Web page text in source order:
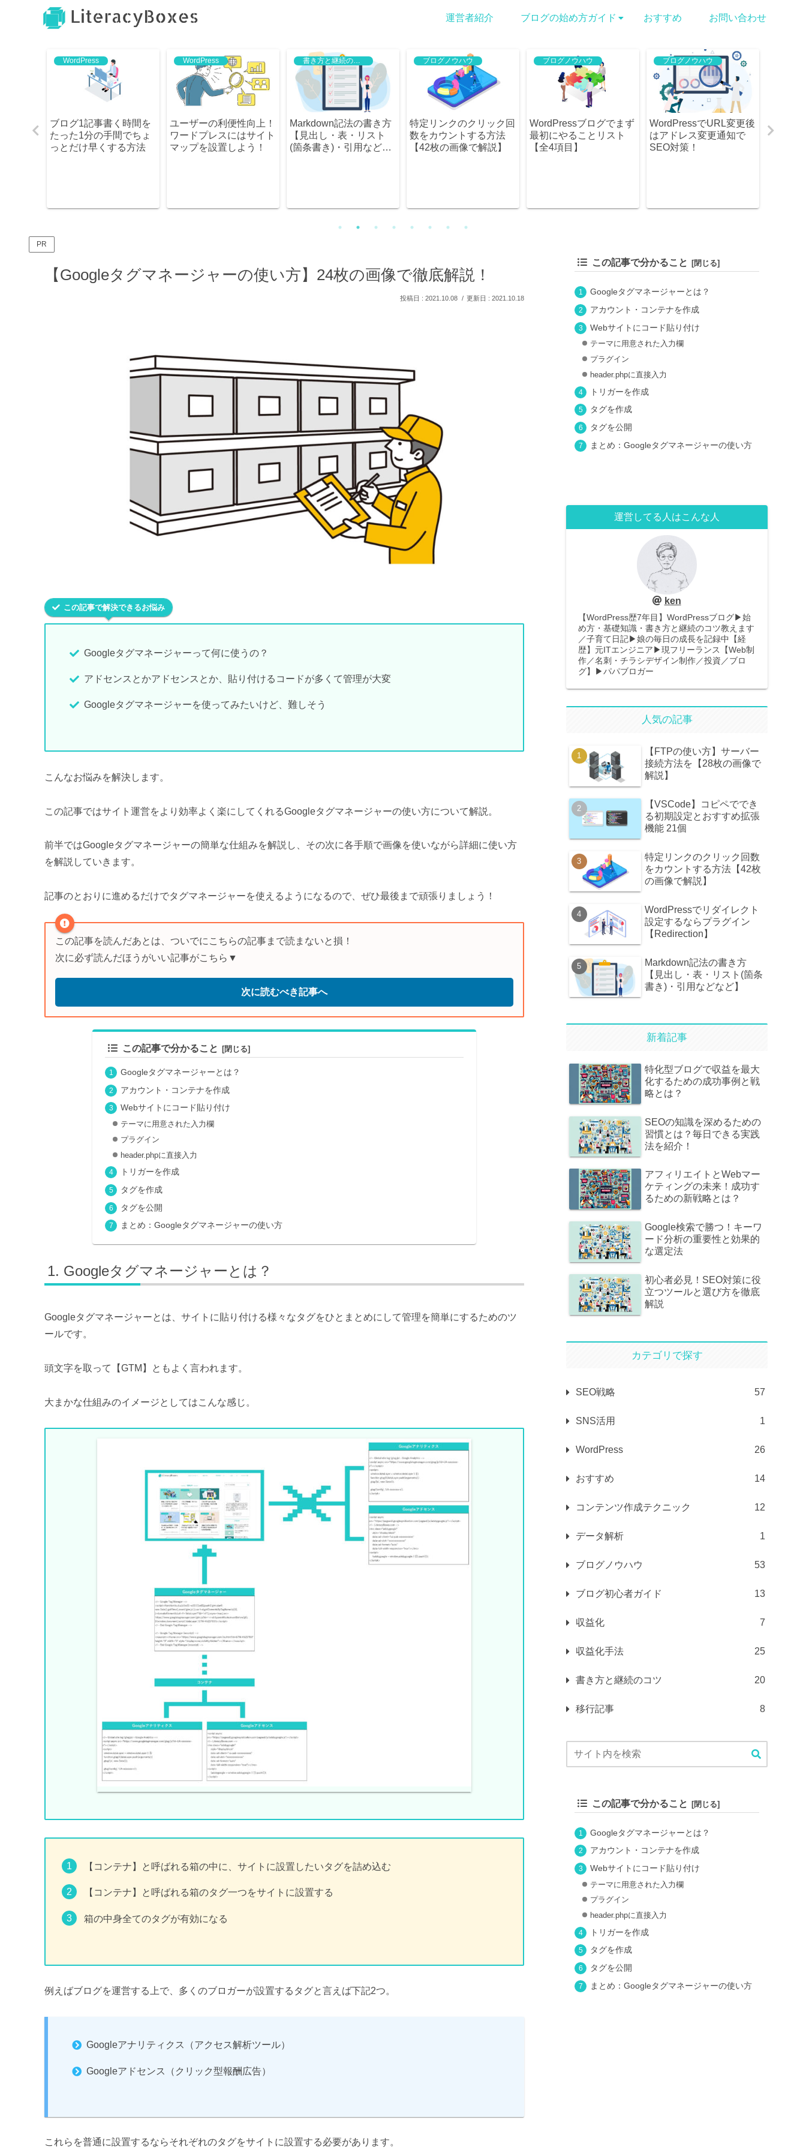
運営者紹介 ブログの始め方ガイド おすすめ お問い合わせ
WordPress
ブログ1記事書く時間を
たった1分の手間でちょ
っとだけ早くする方法
WordPress
ユーザーの利便性向上！
ワードプレスにはサイト
マップを設置しよう！
書き方と継続のコツ
Markdown記法の書き方
【見出し・表・リスト
(箇条書き)・引用などな
ブログノウハウ
特定リンクのクリック回
数をカウントする方法
【42枚の画像で解説】
ブログノウハウ
WordPressブログでまず
最初にやることリスト
【全4項目】
ブログノウハウ
WordPressでURL変更後
はアドレス変更通知で
SEO対策！
出会い系ツール
と成功体験！頻
PR
【Googleタグマネージャーの使い方】24枚の画像で徹底解説！
2021.10.08 2021.10.18
この記事で解決できるお悩み
Googleタグマネージャーって何に使うの？
アドセンスとかアドセンスとか、貼り付けるコードが多くて管理が大変
Googleタグマネージャーを使ってみたいけど、難しそう
こんなお悩みを解決します。
この記事ではサイト運営をより効率よく楽にしてくれるGoogleタグマネージャーの使い方について解説。
前半ではGoogleタグマネージャーの簡単な仕組みを解説し、その次に各手順で画像を使いながら詳細に使い方
を解説していきます。
記事のとおりに進めるだけでタグマネージャーを使えるようになるので、ぜひ最後まで頑張りましょう！
この記事を読んだあとは、ついでにこちらの記事まで読まないと損！
次に必ず読んだほうがいい記事がこちら▼
次に読むべき記事へ
この記事で分かること
Googleタグマネージャーとは？
アカウント・コンテナを作成
Webサイトにコード貼り付け
テーマに用意された入力欄
プラグイン
header.phpに直接入力
トリガーを作成
タグを作成
タグを公開
まとめ：Googleタグマネージャーの使い方
Googleタグマネージャーとは？
Googleタグマネージャーとは、サイトに貼り付ける様々なタグをひとまとめにして管理を簡単にするためのツ
ールです。
頭文字を取って【GTM】ともよく言われます。
大まかな仕組みのイメージとしてはこんな感じ。
【コンテナ】と呼ばれる箱の中に、サイトに設置したいタグを詰め込む
【コンテナ】と呼ばれる箱のタグ一つをサイトに設置する
箱の中身全てのタグが有効になる
例えばブログを運営する上で、多くのブロガーが設置するタグと言えば下記2つ。
Googleアナリティクス（アクセス解析ツール）
Googleアドセンス（クリック型報酬広告）
これらを普通に設置するならそれぞれのタグをサイトに設置する必要があります。
この記事で分かること
Googleタグマネージャーとは？
アカウント・コンテナを作成
Webサイトにコード貼り付け
テーマに用意された入力欄
プラグイン
header.phpに直接入力
トリガーを作成
タグを作成
タグを公開
まとめ：Googleタグマネージャーの使い方
運営してる人はこんな人
ken
【WordPress歴7年目】WordPressブログ▶︎始
め方・基礎知識・書き方と継続のコツ教えます
／子育て日記▶娘の毎日の成長を記録中【経
歴】元ITエンジニア▶︎現フリーランス【Web制
作／名刺・チラシデザイン制作／投資／ブロ
グ】▶︎パパブロガー
人気の記事
【FTPの使い方】サーバー
接続方法を【28枚の画像で
解説】
【VSCode】コピペででき
る初期設定とおすすめ拡張
機能 21個
特定リンクのクリック回数
をカウントする方法【42枚
の画像で解説】
WordPressでリダイレクト
設定するならプラグイン
【Redirection】
Markdown記法の書き方
【見出し・表・リスト(箇条
書き)・引用などなど】
新着記事
特化型ブログで収益を最大
化するための成功事例と戦
略とは？
SEOの知識を深めるための
習慣とは？毎日できる実践
法を紹介！
アフィリエイトとWebマー
ケティングの未来！成功す
るための新戦略とは？
Google検索で勝つ！キーワ
ード分析の重要性と効果的
な選定法
初心者必見！SEO対策に役
立つツールと選び方を徹底
解説
カテゴリで探す
SEO戦略 57
SNS活用 1
WordPress 26
おすすめ 14
コンテンツ作成テクニック 12
データ解析 1
ブログノウハウ 53
ブログ初心者ガイド 13
収益化 7
収益化手法 25
書き方と継続のコツ 20
移行記事 8
この記事で分かること
Googleタグマネージャーとは？
アカウント・コンテナを作成
Webサイトにコード貼り付け
テーマに用意された入力欄
プラグイン
header.phpに直接入力
トリガーを作成
タグを作成
タグを公開
まとめ：Googleタグマネージャーの使い方